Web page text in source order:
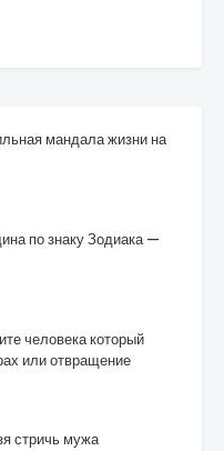
мандала жизни на
по знаку Зодиака —
человека который
или отвращение
стричь мужа